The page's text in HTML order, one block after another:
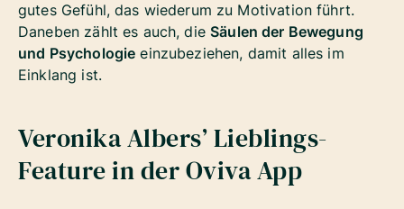
gutes Gefühl, das wiederum zu Motivation führt.
Daneben zählt es auch, dieSäulen der Bewegung
und Psychologie einzubeziehen, damit alles im
Einklang ist.
Veronika Albers’ Lieblings-
Feature in der Oviva App